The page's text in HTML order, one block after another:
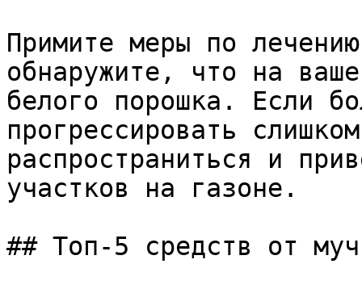
Примите меры по
обнаружите, что на
белого порошка. Если
прогрессировать
распространиться и
участков на газоне.
## Топ-5 средств от